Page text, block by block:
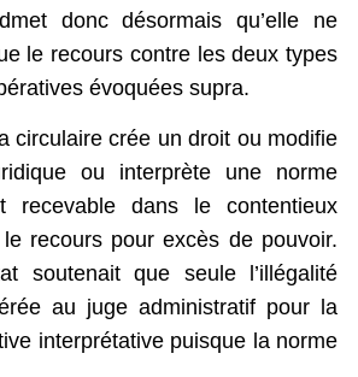
donc désormais qu’elle ne
le recours contre les deux types
évoquées supra.
circulaire crée un droit ou modifie
ou interprète une norme
recevable dans le contentieux
recours pour excès de pouvoir.
soutenait que seule l’illégalité
au juge administratif pour la
interprétative puisque la norme